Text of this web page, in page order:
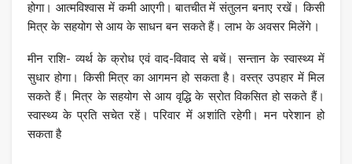
होगा। आत्‍मविश्‍वास में कमी आएगी। बातचीत में संतुलन बनाए रखें। किसी
मित्र के सहयोग से आय के साधन बन सकते हैं। लाभ के अवसर मि‍लेंगे।
मीन राशि- व्यर्थ के क्रोध एवं वाद-विवाद से बचें। सन्तान के स्वास्थ्‍य में
सुधार होगा। किसी मित्र का आगमन हो सकता है। वस्त्र उपहार में मिल
सकते हैं। मित्र के सहयोग से आय वृद्धि के स्रोत विकसित हो सकते हैं।
स्‍वास्‍थ्‍य के प्रति सचेत रहें। परिवार में अशांति रहेगी। मन परेशान हो
सकता है